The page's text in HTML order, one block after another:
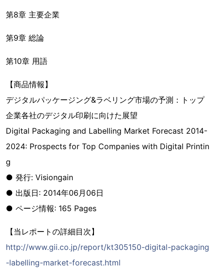
第8章 主要企業
第9章 総論
第10章 用語
【商品情報】
デジタルパッケージング&ラベリング市場の予測：トップ
企業各社のデジタル印刷に向けた展望
Digital Packaging and Labelling Market Forecast 2014-
2024: Prospects for Top Companies with Digital Printin
g
● 発行: Visiongain
● 出版日: 2014年06月06日
● ページ情報: 165 Pages
【当レポートの詳細目次】
http://www.gii.co.jp/report/kt305150-digital-packaging
-labelling-market-forecast.html